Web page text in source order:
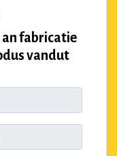
an fabricatie
vandut